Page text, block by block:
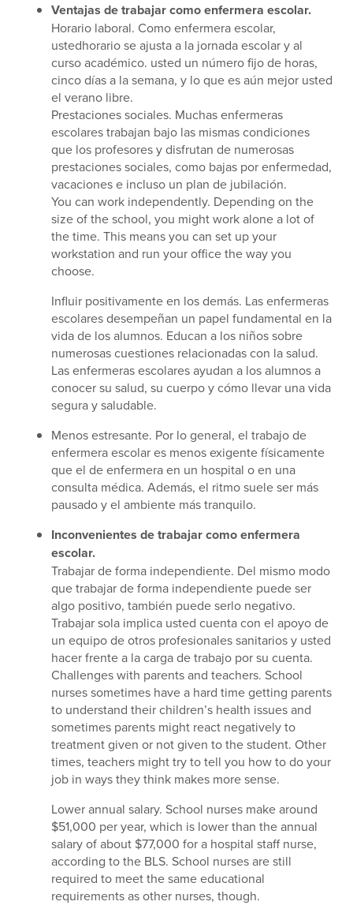
Ventajas de trabajar como enfermera escolar.
Horario laboral. Como enfermera escolar,
ustedhorario se ajusta a la jornada escolar y al
curso académico. usted un número fijo de horas,
cinco días a la semana, y lo que es aún mejor usted
el verano libre.
Prestaciones sociales. Muchas enfermeras
escolares trabajan bajo las mismas condiciones
que los profesores y disfrutan de numerosas
prestaciones sociales, como bajas por enfermedad,
vacaciones e incluso un plan de jubilación.
You can work independently. Depending on the
size of the school, you might work alone a lot of
the time. This means you can set up your
workstation and run your office the way you
choose.
Influir positivamente en los demás. Las enfermeras
escolares desempeñan un papel fundamental en la
vida de los alumnos. Educan a los niños sobre
numerosas cuestiones relacionadas con la salud.
Las enfermeras escolares ayudan a los alumnos a
conocer su salud, su cuerpo y cómo llevar una vida
segura y saludable.
Menos estresante. Por lo general, el trabajo de
enfermera escolar es menos exigente físicamente
que el de enfermera en un hospital o en una
consulta médica. Además, el ritmo suele ser más
pausado y el ambiente más tranquilo.
Inconvenientes de trabajar como enfermera
escolar.
Trabajar de forma independiente. Del mismo modo
que trabajar de forma independiente puede ser
algo positivo, también puede serlo negativo.
Trabajar sola implica usted cuenta con el apoyo de
un equipo de otros profesionales sanitarios y usted
hacer frente a la carga de trabajo por su cuenta.
Challenges with parents and teachers. School
nurses sometimes have a hard time getting parents
to understand their children’s health issues and
sometimes parents might react negatively to
treatment given or not given to the student. Other
times, teachers might try to tell you how to do your
job in ways they think makes more sense.
Lower annual salary. School nurses make around
$51,000 per year, which is lower than the annual
salary of about $77,000 for a hospital staff nurse,
according to the BLS. School nurses are still
required to meet the same educational
requirements as other nurses, though.